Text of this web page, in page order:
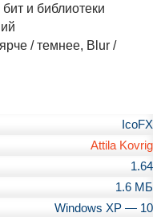
и библиотеки
/ темнее, Blur /
IcoFX
Attila Kovrig
1.64
1.6 МБ
Windows XP — 10